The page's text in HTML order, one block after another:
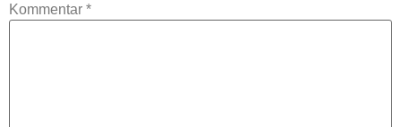
Kommentar *